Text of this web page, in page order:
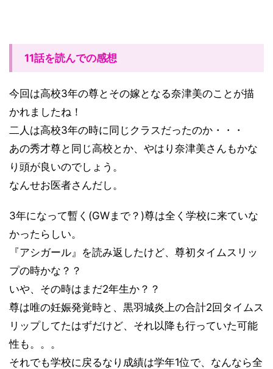
11話を読んでの感想
今回は高校3年の尊とその嫁となる奈津美のことが描
かれましたね！
二人は高校3年の時に同じクラスだったのか・・・
あの秀才尊と同じ高校とか、やはり奈津美さんもかな
り頭が良いのでしょう。
なんせお医者さんだし。
3年になって暫く(GWまで？)尊は全く学校に来ていな
かったらしい。
『アシガール』を読み返したけど、尊初タイムスリッ
プの時かな？？
いや、その時はまだ2年生か？？
尊は唯の妊娠発覚時と、黒羽城炎上の合計2回タイムス
リップしてたはずだけど、それ以降も行っていた可能
性も。。。
それでも学校に戻るなり成績は学年1位で、なんなら全